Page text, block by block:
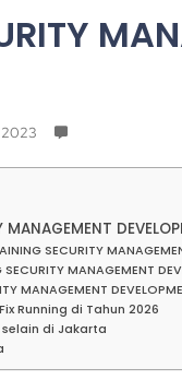
2023
SECURITY
MANAGEMENT
MANAGEMENT
Running di Tahun 2026
di Jakarta